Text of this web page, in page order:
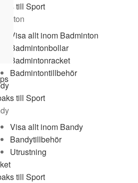
till Sport
Visa allt inom Badminton
Badmintonbollar
Badmintonracket
Badmintontillbehör
till Sport
Visa allt inom Bandy
Bandytillbehör
Utrustning
till Sport